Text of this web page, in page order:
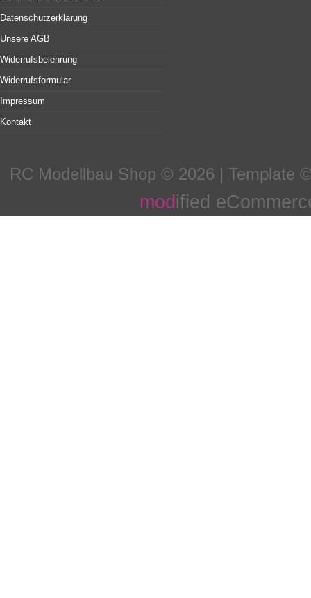
Datenschutzerklärung
Unsere AGB
Widerrufsbelehrung
Widerrufsformular
Impressum
Kontakt
RC Modellbau Shop © 2026 | Template
mod ified